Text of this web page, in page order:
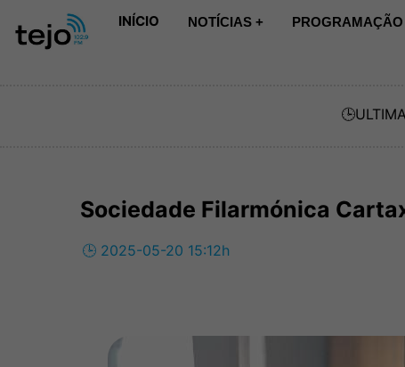
INÍCIO NOTÍCIAS + PROGRAMAÇÃO
🕒
Sociedade Filarmónica
🕒 2025-05-20 15:12h